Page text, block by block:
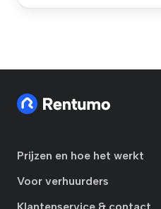
Prijzen en hoe het werkt
Voor verhuurders